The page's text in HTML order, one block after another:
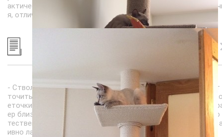
актически в любом месте. Когтеточка максимально
я, отлично выглядит и может украсить любой интерьер.
- Ствол: простые когтеточки, обычно, тонкие. Кошка может
точить когти, но лазать постоянно по ней не интересно. У
еточки до потолка диаметр столба 12 сантиметров. Этот
ер близок к стволу настоящего дерева - для животного это
тественно и они охотно играют на нем, носятся вверх-вниз,
ивно лазают.